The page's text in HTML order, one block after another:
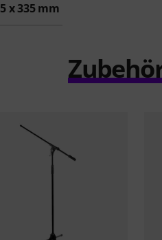
x 335 mm